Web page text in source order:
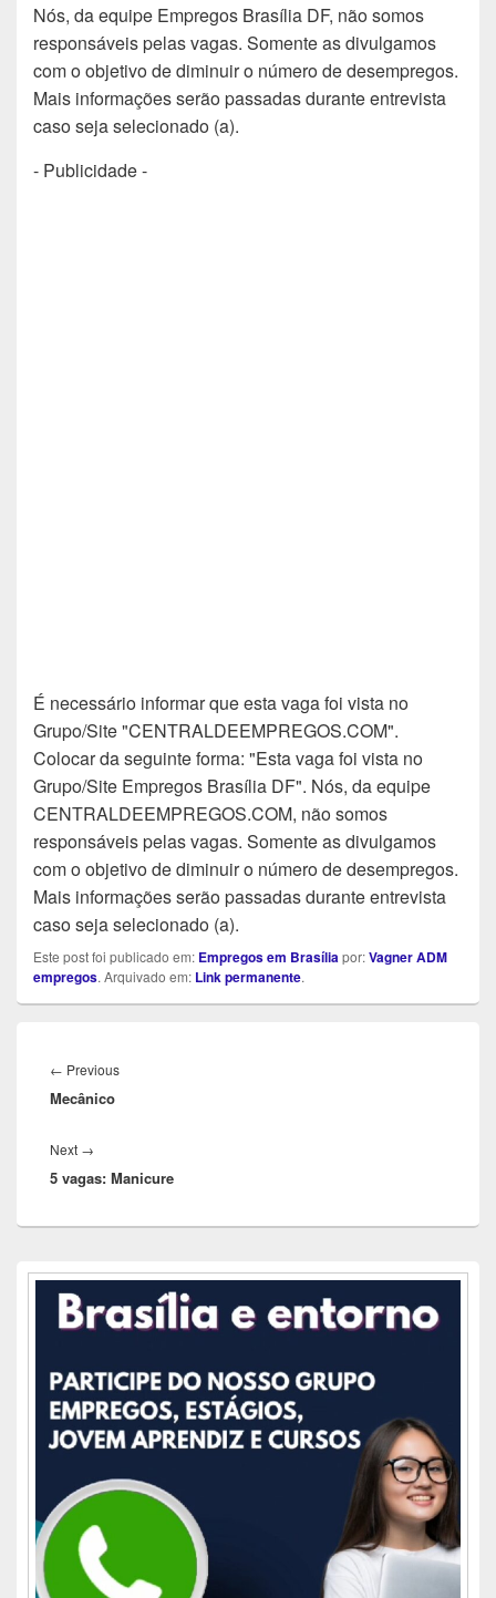
Nós, da equipe Empregos Brasília DF, não somos
responsáveis pelas vagas. Somente as divulgamos
com o objetivo de diminuir o número de desempregos.
Mais informações serão passadas durante entrevista
caso seja selecionado (a).
- Publicidade -
É necessário informar que esta vaga foi vista no
Grupo/Site "CENTRALDEEMPREGOS.COM".
Colocar da seguinte forma: "Esta vaga foi vista no
Grupo/Site Empregos Brasília DF". Nós, da equipe
CENTRALDEEMPREGOS.COM, não somos
responsáveis pelas vagas. Somente as divulgamos
com o objetivo de diminuir o número de desempregos.
Mais informações serão passadas durante entrevista
caso seja selecionado (a).
Este post foi publicado em: Empregos em Brasíliapor:Vagner ADM
empregos. Arquivado em: Link permanente.
de
Post
← PreviousPrevious
Mecânico
Next →
post:
5 vagas: Manicure
Área